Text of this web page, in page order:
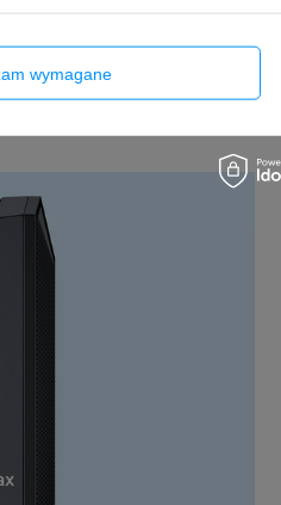
wymagane